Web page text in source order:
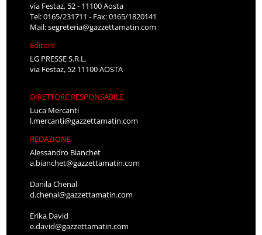
via Festaz, 52 - 11100 Aosta
Tel: 0165/231711 - Fax: 0165/1820141
Mail:segreteria@gazzettamatin.com
Editore
LG PRESSE S.R.L.
via Festaz, 52 11100 AOSTA
DIRETTORE RESPONSABILE
Luca Mercanti
l.mercanti@gazzettamatin.com
REDAZIONE
Alessandro Bianchet
a.bianchet@gazzettamatin.com
Danila Chenal
d.chenal@gazzettamatin.com
Erika David
e.david@gazzettamatin.com